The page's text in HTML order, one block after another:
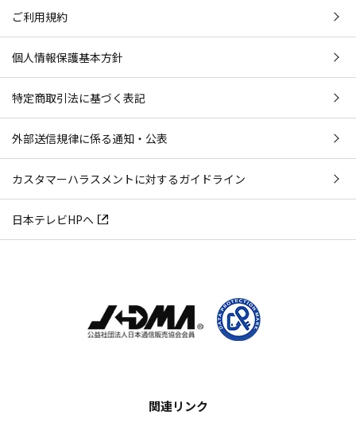
ご利用規約
個人情報保護基本方針
特定商取引法に基づく表記
外部送信規律に係る通知・公表
カスタマーハラスメントに対するガイドライン
日本テレビHPへ
関連リンク